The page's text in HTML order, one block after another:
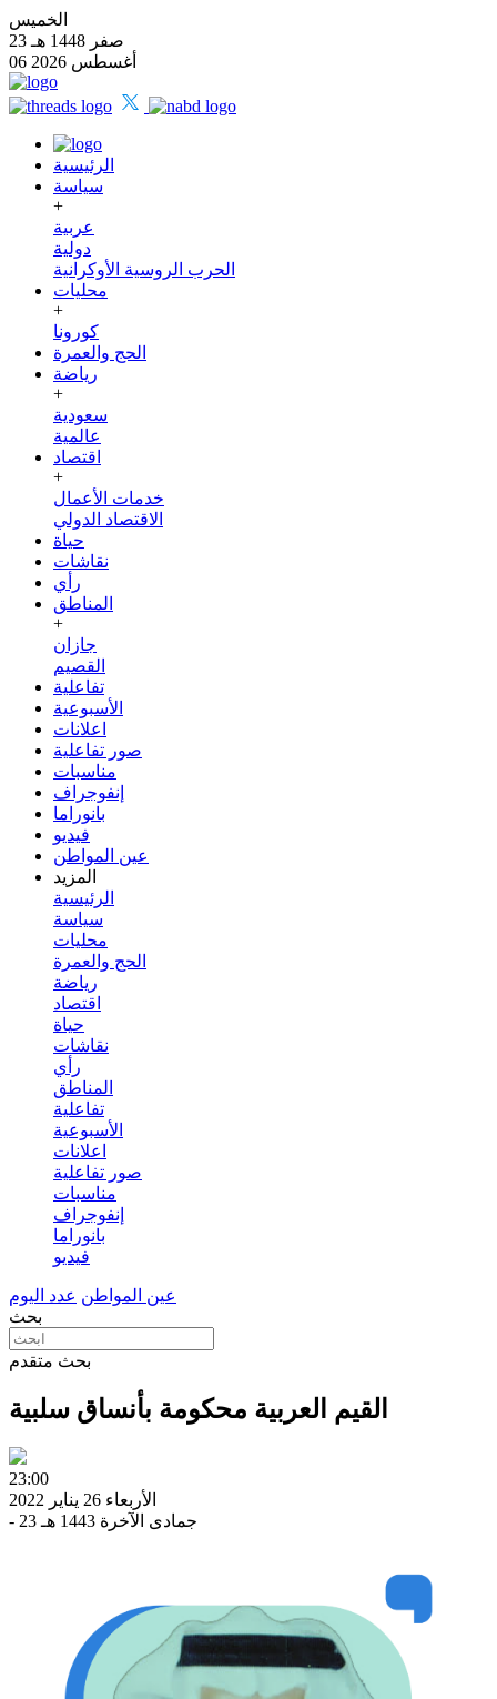
الخميس
23 صفر 1448 هـ
06 أغسطس 2026
الرئيسية
سياسة
+
عربية
دولية
الحرب الروسية الأوكرانية
محليات
+
كورونا
الحج والعمرة
رياضة
+
سعودية
عالمية
اقتصاد
+
خدمات الأعمال
الاقتصاد الدولي
حياة
نقاشات
رأي
المناطق
+
جازان
القصيم
تفاعلية
الأسبوعية
اعلانات
صور تفاعلية
مناسبات
إنفوجراف
بانوراما
فيديو
عين المواطن
المزيد
الرئيسية
سياسة
محليات
الحج والعمرة
رياضة
اقتصاد
حياة
نقاشات
رأي
المناطق
تفاعلية
الأسبوعية
اعلانات
صور تفاعلية
مناسبات
إنفوجراف
بانوراما
فيديو
عين المواطن عدد اليوم
بحث
بحث متقدم
القيم العربية محكومة بأنساق سلبية
23:00
الأربعاء 26 يناير 2022
- 23 جمادى الآخرة 1443 هـ